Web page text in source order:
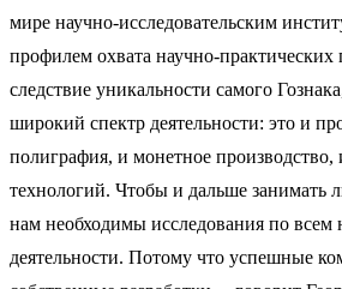
мире научно-исследовательским
профилем охвата научно-
следствие уникальности самого
широкий спектр деятельности: это и
полиграфия, и монетное
технологий. Чтобы и дальше занимать
нам необходимы исследования по всем
деятельности. Потому что успешные